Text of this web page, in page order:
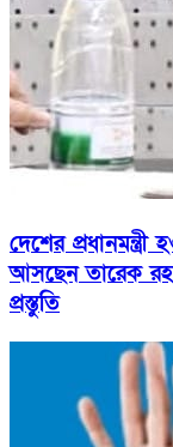
দেশের
আসছেন তারেক
প্রস্তুতি